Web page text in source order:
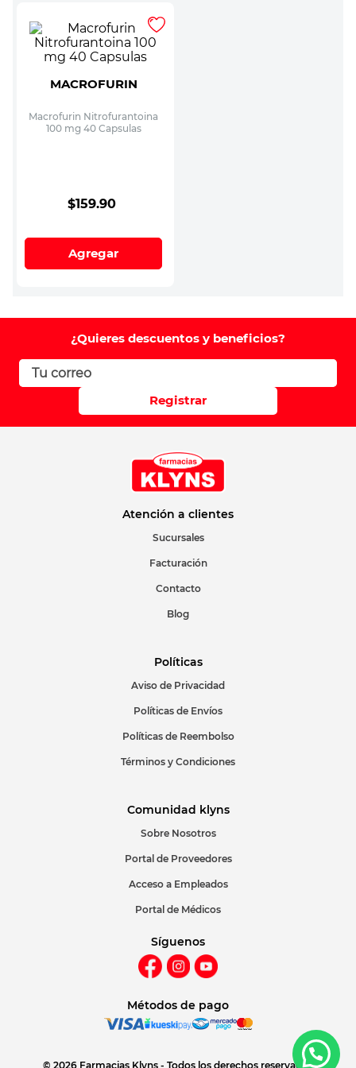
MACROFURIN
Macrofurin Nitrofurantoina
100 mg 40 Capsulas
$159.90
Agregar
¿Quieres descuentos y beneficios?
Registrar
Atención a clientes
Sucursales
Facturación
Contacto
Blog
Políticas
Aviso de Privacidad
Políticas de Envíos
Políticas de Reembolso
Términos y Condiciones
Comunidad klyns
Sobre Nosotros
Portal de Proveedores
Acceso a Empleados
Portal de Médicos
Síguenos
Métodos de pago
© 2026 Farmacias Klyns - Todos los derechos reservados